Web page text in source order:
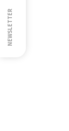
NEWSLETTER